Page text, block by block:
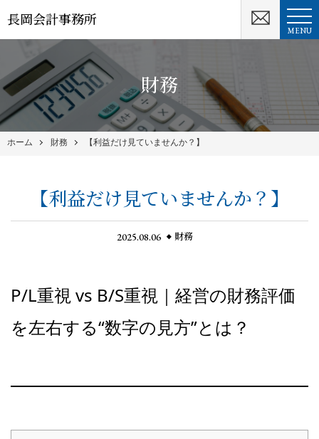
長岡会計事務所
MENU
財務
ホーム 財務 【利益だけ見ていませんか？】
【利益だけ見ていませんか？】
2025.08.06 財務
P/L重視 vs B/S重視｜経営の財務評価
を左右する“数字の見方”とは？